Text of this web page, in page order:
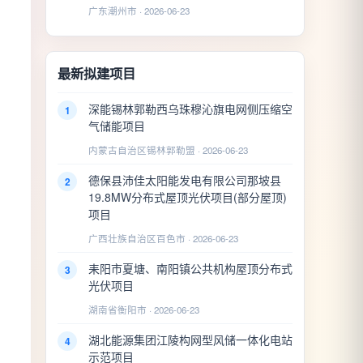
广东潮州市 · 2026-06-23
最新拟建项目
1
深能锡林郭勒西乌珠穆沁旗电网侧压缩空
气储能项目
内蒙古自治区锡林郭勒盟 · 2026-06-23
2
德保县沛佳太阳能发电有限公司那坡县
19.8MW分布式屋顶光伏项目(部分屋顶)
项目
广西壮族自治区百色市 · 2026-06-23
3
耒阳市夏塘、南阳镇公共机构屋顶分布式
光伏项目
湖南省衡阳市 · 2026-06-23
4
湖北能源集团江陵构网型风储一体化电站
示范项目